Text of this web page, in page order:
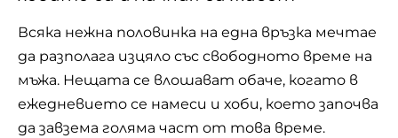
Всяка нежна половинка на една връзка мечтае
да разполага изцяло със свободното време на
мъжа. Нещата се влошават обаче, когато в
ежедневието се намеси и хоби, което започва
да завзема голяма част от това време.